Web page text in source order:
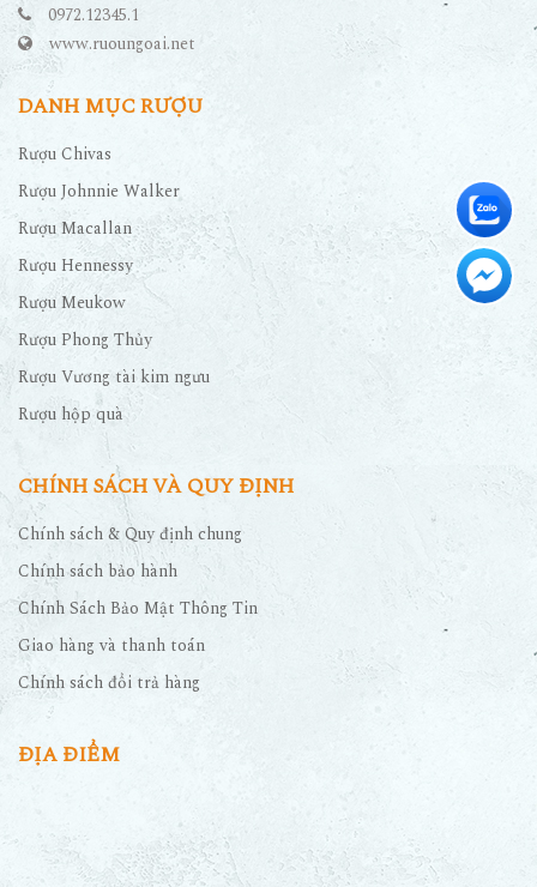
0972.12345.1
www.ruoungoai.net
DANH MỤC RƯỢU
Rượu Chivas
Rượu Johnnie Walker
Rượu Macallan
Rượu Hennessy
Rượu Meukow
Rượu Phong Thủy
Rượu Vương tài kim ngưu
Rượu hộp quà
CHÍNH SÁCH VÀ QUY ĐỊNH
Chính sách & Quy định chung
Chính sách bảo hành
Chính Sách Bảo Mật Thông Tin
Giao hàng và thanh toán
Chính sách đổi trả hàng
ĐỊA ĐIỂM